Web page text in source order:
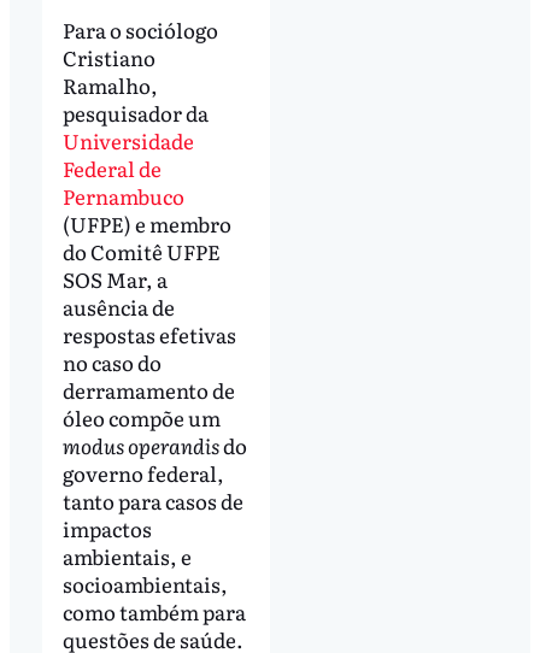
Para o sociólogo
Cristiano
Ramalho,
pesquisador da
Universidade
Federal de
Pernambuco
(UFPE) e membro
do Comitê UFPE
SOS Mar, a
ausência de
respostas efetivas
no caso do
derramamento de
óleo compõe um
modus operandisdo
governo federal,
tanto para casos de
impactos
ambientais, e
socioambientais,
como também para
questões de saúde.